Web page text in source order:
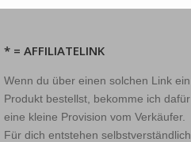
* = AFFILIATELINK
Wenn du über einen solchen Link ein
Produkt bestellst, bekomme ich dafür
eine kleine Provision vom Verkäufer.
Für dich entstehen selbstverständlich